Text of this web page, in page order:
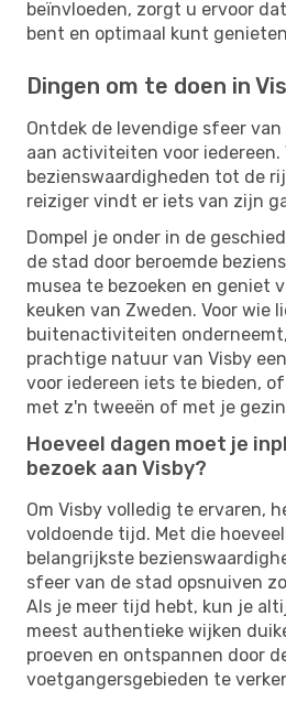
beïnvloeden, zorgt u ervoor
bent en optimaal kunt
Dingen om te doen in
Ontdek de levendige sfeer van
aan activiteiten voor iedereen.
bezienswaardigheden tot de
reiziger vindt er iets van zijn
Dompel je onder in de
de stad door beroemde
musea te bezoeken en geniet
keuken van Zweden. Voor wie
buitenactiviteiten
prachtige natuur van Visby
voor iedereen iets te bieden,
met z'n tweeën of met je
Hoeveel dagen moet je
bezoek aan Visby?
Om Visby volledig te ervaren,
voldoende tijd. Met die
belangrijkste
sfeer van de stad opsnuiven
Als je meer tijd hebt, kun je
meest authentieke wijken
proeven en ontspannen door
voetgangersgebieden te